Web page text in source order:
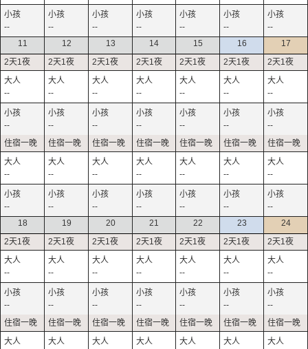
-- -- -- -- -- --
--
11
--
--
--
--
12
--
--
--
--
13
--
--
--
--
14
--
--
--
--
15
--
--
--
--
16
--
--
--
--
17
--
--
--
--
18
--
--
19
--
--
20
--
--
21
--
--
22
--
--
23
--
--
24
--
--